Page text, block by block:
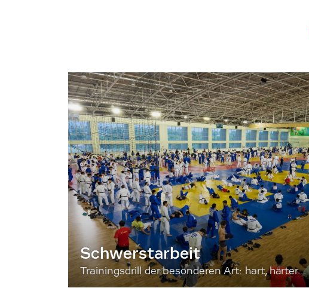
Schwerstarbeit
Trainingsdrill der besonderen Art: hart, härter...